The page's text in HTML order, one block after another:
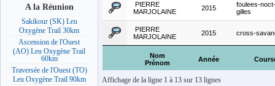
A la Réunion
Sakikour (SK) Leu
Oxygène Trail 30km
Ascension de l'Ouest
(AO) Leu Oxygène Trail
60km
Traversée de l'Ouest (TO)
Leu Oxygène Trail 90km
Nom
Prénom
Année
PIERRE
MARJOLAINE
2015
foulees-
gilles
PIERRE
MARJOLAINE
2015 cross-
Affichage de la ligne 1 à 13 sur 13 lignes